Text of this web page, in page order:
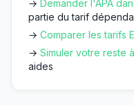
→ Demander l'APA
partie du tarif
→ Comparer les tarifs
→ Simuler votre reste
aides